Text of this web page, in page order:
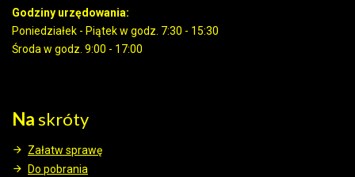
Godziny urzędowania:
Poniedziałek - Piątek w godz. 7:30 - 15:30
Środa w godz. 9:00 - 17:00
Naskróty
Załatw sprawę
Do pobrania